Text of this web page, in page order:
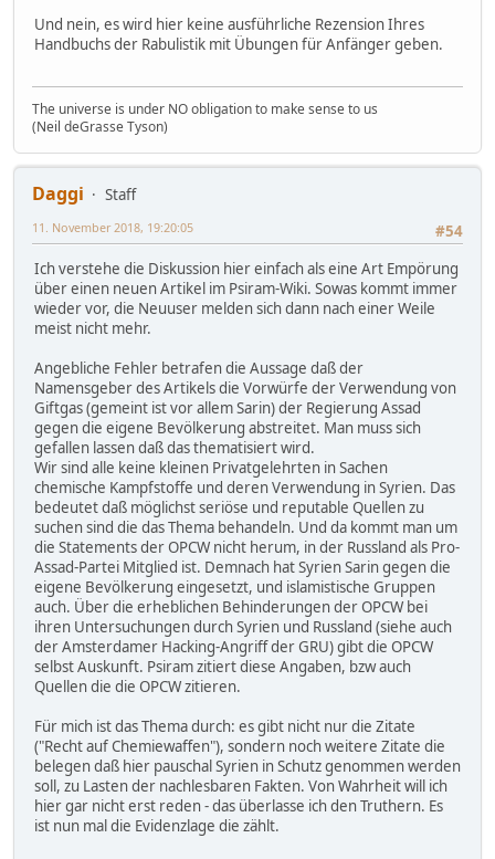
Und nein, es wird hier keine ausführliche Rezension Ihres
Handbuchs der Rabulistik mit Übungen für Anfänger geben.
The universe is under NO obligation to make sense to us
(Neil deGrasse Tyson)
Daggi
Staff
#54
11. November 2018, 19:20:05
Ich verstehe die Diskussion hier einfach als eine Art Empörung
über einen neuen Artikel im Psiram-Wiki. Sowas kommt immer
wieder vor, die Neuuser melden sich dann nach einer Weile
meist nicht mehr.
Angebliche Fehler betrafen die Aussage daß der
Namensgeber des Artikels die Vorwürfe der Verwendung von
Giftgas (gemeint ist vor allem Sarin) der Regierung Assad
gegen die eigene Bevölkerung abstreitet. Man muss sich
gefallen lassen daß das thematisiert wird.
Wir sind alle keine kleinen Privatgelehrten in Sachen
chemische Kampfstoffe und deren Verwendung in Syrien. Das
bedeutet daß möglichst seriöse und reputable Quellen zu
suchen sind die das Thema behandeln. Und da kommt man um
die Statements der OPCW nicht herum, in der Russland als Pro-
Assad-Partei Mitglied ist. Demnach hat Syrien Sarin gegen die
eigene Bevölkerung eingesetzt, und islamistische Gruppen
auch. Über die erheblichen Behinderungen der OPCW bei
ihren Untersuchungen durch Syrien und Russland (siehe auch
der Amsterdamer Hacking-Angriff der GRU) gibt die OPCW
selbst Auskunft. Psiram zitiert diese Angaben, bzw auch
Quellen die die OPCW zitieren.
Für mich ist das Thema durch: es gibt nicht nur die Zitate
("Recht auf Chemiewaffen"), sondern noch weitere Zitate die
belegen daß hier pauschal Syrien in Schutz genommen werden
soll, zu Lasten der nachlesbaren Fakten. Von Wahrheit will ich
hier gar nicht erst reden - das überlasse ich den Truthern. Es
ist nun mal die Evidenzlage die zählt.